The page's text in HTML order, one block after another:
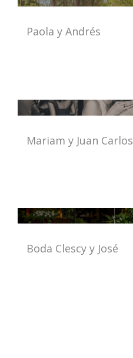
Paola y Andrés
Mariam y Juan Carlos
Boda Clescy y José